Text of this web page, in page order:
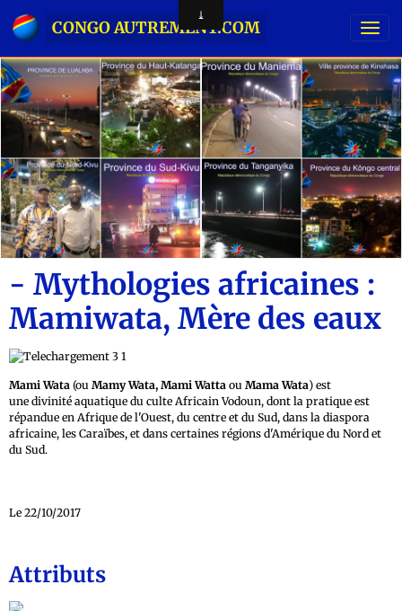
CONGO AUTREMENT.COM
- Mythologies africaines :
Mamiwata, Mère des eaux
Mami Wata (ou Mamy Wata, Mami Watta ou Mama Wata) est
une divinité aquatique du culte Africain Vodoun, dont la pratique est
répandue en Afrique de l'Ouest, du centre et du Sud, dans la diaspora
africaine, les Caraïbes, et dans certaines régions d'Amérique du Nord et
du Sud.
Le 22/10/2017
Attributs